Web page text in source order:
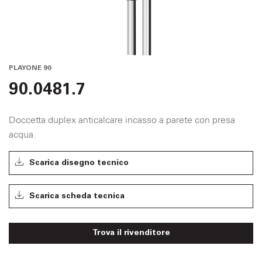
PLAYONE 90
90.0481.7
Doccetta duplex anticalcare incasso a parete con presa
acqua.
Scarica disegno tecnico
Scarica scheda tecnica
Trova il rivenditore